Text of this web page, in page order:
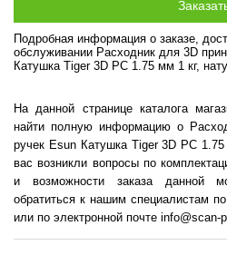
Подробная информация о заказе,
обслуживании Расходник для 3D
Катушка Tiger 3D PC 1.75 мм 1 кг,
На данной странице каталога
найти полную информацию о
ручек Esun Катушка Tiger 3D PC
вас возникли вопросы по
и возможности заказа данной
обратиться к нашим специалистам
или по электронной почте info@scan-